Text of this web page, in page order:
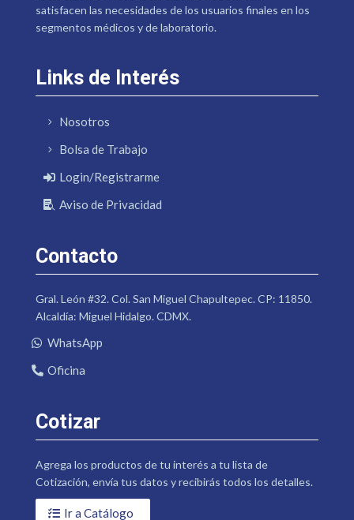
satisfacen las necesidades de los usuarios finales en los
segmentos médicos y de laboratorio.
Links de Interés
Nosotros
Bolsa de Trabajo
Login/Registrarme
Aviso de Privacidad
Contacto
Gral. León #32. Col. San Miguel Chapultepec. CP: 11850.
Alcaldía: Miguel Hidalgo. CDMX.
WhatsApp
Oficina
Cotizar
Agrega los productos de tu interés a tu lista de
Cotización, envía tus datos y recibirás todos los detalles.
Ir a Catálogo